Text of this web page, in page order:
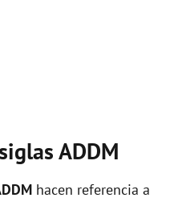
ADDM
hacen referencia a